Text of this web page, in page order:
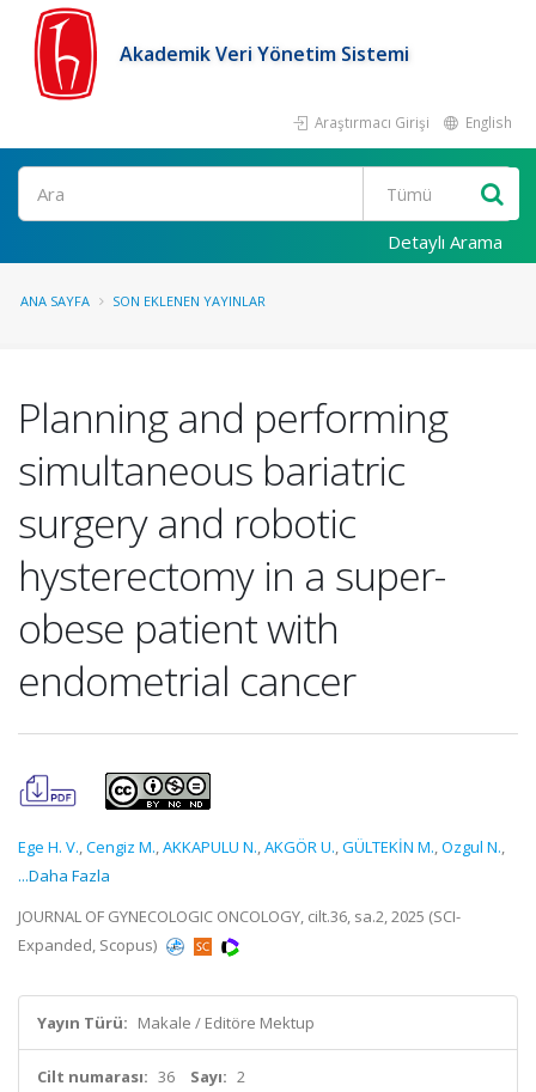
Akademik Veri Yönetim Sistemi
Araştırmacı Girişi English
Ara
Detaylı Arama
ANA SAYFA SON EKLENEN YAYINLAR
Planning and performing
simultaneous bariatric
surgery and robotic
hysterectomy in a super-
obese patient with
endometrial cancer
Ege H. V.,Cengiz M.,AKKAPULU N.,AKGÖR U.,GÜLTEKİN M.,Ozgul N.,
...Daha Fazla
JOURNAL OF GYNECOLOGIC ONCOLOGY, cilt.36, sa.2, 2025 (SCI-
Expanded, Scopus)
Yayın Türü: Makale / Editöre Mektup
Cilt numarası: 36 Sayı: 2